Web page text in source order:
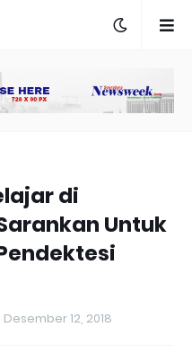
di
Untuk
Desember 12, 2018